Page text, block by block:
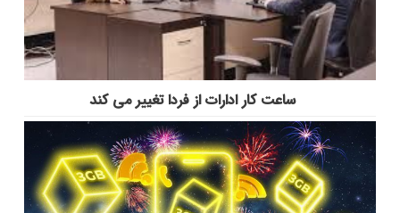
ساعت کار ادارات از فردا تغییر می کند